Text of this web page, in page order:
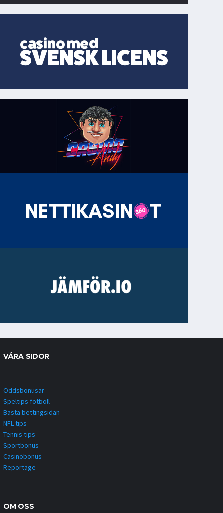
VÅRA SIDOR
Oddsbonusar
Speltips fotboll
Bästa bettingsidan
NFL tips
Tennis tips
Sportbonus
Casinobonus
Reportage
OM OSS